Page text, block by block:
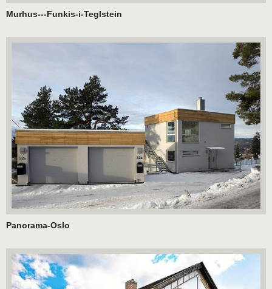
Murhus---Funkis-i-Teglstein
Panorama-Oslo